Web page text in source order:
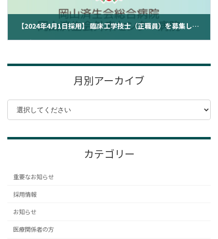
【2024年4月1日採用】 臨床工学技士（正職員）を募集します
2023年10月11日
月別アーカイブ
カテゴリー
重要なお知らせ
採用情報
お知らせ
医療関係者の方